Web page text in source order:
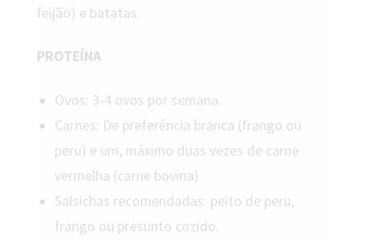
feijão) e batatas.
PROTEÍNA
Ovos: 3-4 ovos por semana.
Carnes: De preferência branca (frango ou
peru) e um, máximo duas vezes de carne
vermelha (carne bovina)
Salsichas recomendadas: peito de peru,
frango ou presunto cozido.